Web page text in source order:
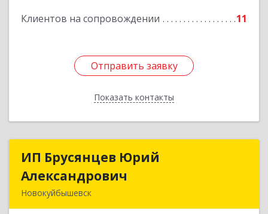
Клиентов на сопровождении 11
Отправить заявку
Показать контакты
Отправить заявку
Назад
ИП Брусянцев Юрий
Александрович
Новокуйбышевск
ИП Брусянцев Юрий